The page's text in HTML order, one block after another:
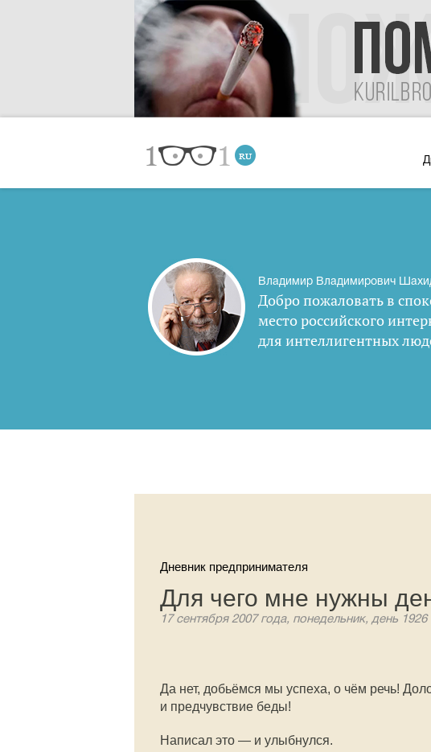
Владимир Владимирович
Добро пожаловать в
место российского
для интеллигентных
Дневник предпринимателя
Для чего мне нужны
17 сентября 2007 года, понедельник, день 1926
Да нет, добьёмся мы успеха, о чём речь!
и предчувствие беды!
Написал это — и улыбнулся.